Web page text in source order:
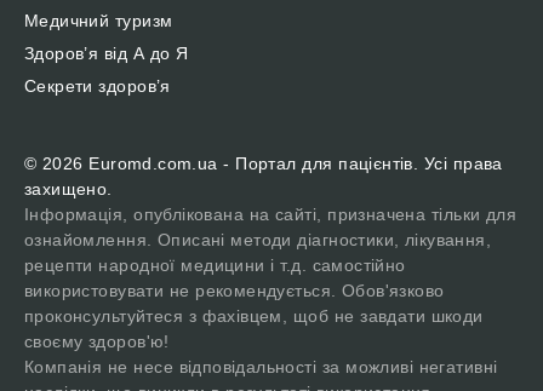
Медичний туризм
Здоров’я від А до Я
Секрети здоров’я
© 2026 Euromd.com.ua - Портал для пацієнтів. Усі права
захищено.
Інформація, опублікована на сайті, призначена тільки для
ознайомлення. Описані методи діагностики, лікування,
рецепти народної медицини і т.д. самостійно
використовувати не рекомендується. Обов'язково
проконсультуйтеся з фахівцем, щоб не завдати шкоди
своєму здоров'ю!
Компанія не несе відповідальності за можливі негативні